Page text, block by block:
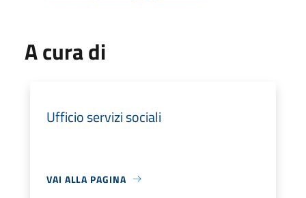
A cura di
Ufficio servizi sociali
VAI ALLA PAGINA